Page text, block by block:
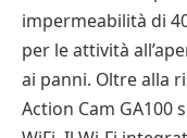
impermeabilità di
per le attività
ai panni. Oltre alla
Action Cam GA100